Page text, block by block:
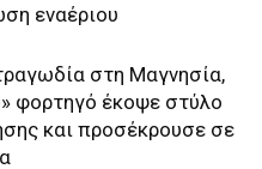
εναέριου
στη Μαγνησία,
φορτηγό έκοψε στύλο
και προσέκρουσε σε